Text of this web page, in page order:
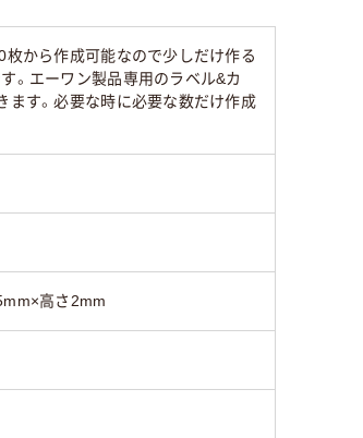
A4 (210×297mm)
75
から作成可能なので少しだけ作る
。エーワン製品専用のラベル&カ
ます。必要な時に必要な数だけ作成
高さ2mm